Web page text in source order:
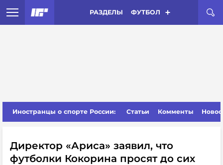
РАЗДЕЛЫ ФУТБОЛ
Иностранцы о спорте России: Статьи Комменты
Директор «Ариса» заявил, что
футболки Кокорина просят до сих